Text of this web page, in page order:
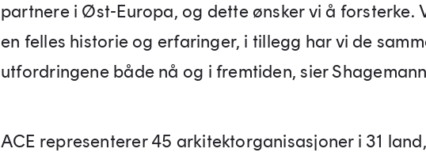
partnere i Øst-Europa, og dette ønsker vi å forsterke.
en felles historie og erfaringer, i tillegg har vi de
utfordringene både nå og i fremtiden, sier
ACE representerer 45 arkitektorganisasjoner i 31 land,